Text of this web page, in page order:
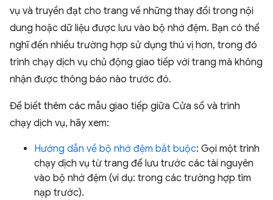
vụ và truyền đạt cho trang về những thay đổi trong nội
dung hoặc dữ liệu được lưu vào bộ nhớ đệm. Bạn có thể
nghĩ đến nhiều trường hợp sử dụng thú vị hơn, trong đó
trình chạy dịch vụ chủ động giao tiếp với trang mà không
nhận được thông báo nào trước đó.
Để biết thêm các mẫu giao tiếp giữa Cửa sổ và trình
chạy dịch vụ, hãy xem:
Hướng dẫn về bộ nhớ đệm bắt buộc: Gọi một trình
chạy dịch vụ từ trang để lưu trước các tài nguyên
vào bộ nhớ đệm (ví dụ: trong các trường hợp tìm
nạp trước).